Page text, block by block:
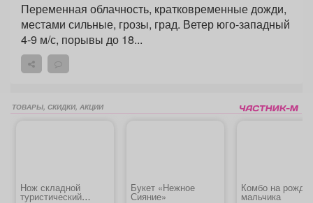
Переменная облачность, кратковременные дожди,
местами сильные, грозы, град. Ветер юго-западный
4-9 м/с, порывы до 18...
ТОВАРЫ, СКИДКИ, АКЦИИ
Нож складной
туристический
Букет «Нежное
Сияние»
Комбо на
мальчика